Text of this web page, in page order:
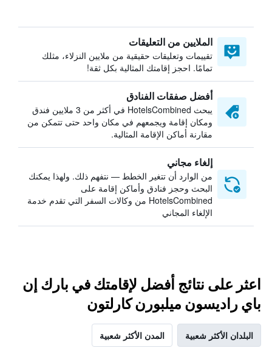
الملايين من التعليقات
تقييمات وتعليقات حقيقية من ملايين النزلاء، مثلك
تمامًا. احجز إقامتك المثالية بكل ثقة!
أفضل صفقات الفنادق
يبحث HotelsCombined في أكثر من 3 ملايين فندق
ومكان إقامة ويجمعهم في مكان واحد حتى تتمكن من
مقارنة أماكن الإقامة المثالية.
إلغاء مجاني
من الوارد أن تتغير الخطط — نتفهم ذلك. ولهذا يمكنك
البحث وحجز فنادق وأماكن إقامة على
HotelsCombined من وكالات السفر التي تقدم خدمة
الإلغاء المجاني
اعثر على نتائج أفضل لإقامتك في بارك إن
باي راديسون ميلبورن كارلتون
البلدان الأكثر شعبية المدن الأكثر شعبية